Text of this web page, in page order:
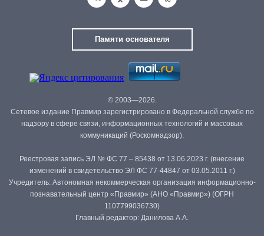
Памяти основателя
© 2003—2026.
Сетевое издание Правмир зарегистрировано в Федеральной службе по
надзору в сфере связи, информационных технологий и массовых
коммуникаций (Роскомнадзор).
Реестровая запись ЭЛ № ФС 77 – 85438 от 13.06.2023 г. (внесение
изменений в свидетельство ЭЛ ФС 77-44847 от 03.05.2011 г.)
Учредитель: Автономная некоммерческая организация информационно-
познавательный центр «Правмир» (АНО «Правмир») (ОГРН
1107799036730)
Главный редактор: Данилова А.А.